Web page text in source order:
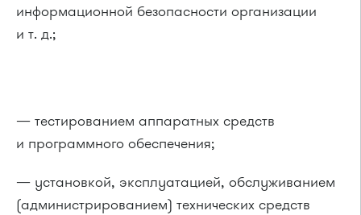
информационной безопасности организации
и т. д.;
— тестированием аппаратных средств
и программного обеспечения;
— установкой, эксплуатацией, обслуживанием
(администрированием) технических средств